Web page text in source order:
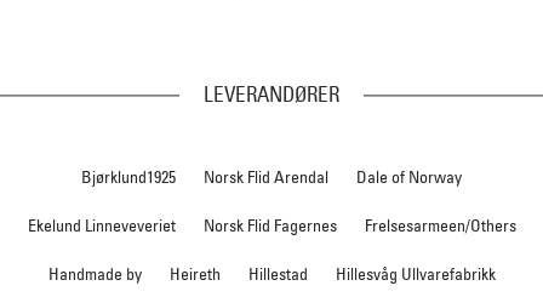
LEVERANDØRER
Bjørklund1925 Norsk Flid Arendal Dale of Norway
Ekelund Linneveveriet Norsk Flid Fagernes Frelsesarmeen/Others
Handmade by Heireth Hillestad Hillesvåg Ullvarefabrikk